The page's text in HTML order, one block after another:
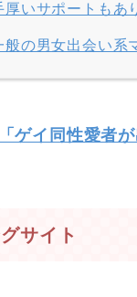
厚いサポートもあ
般の男女出会い系
ゲイ同性愛者
サイト